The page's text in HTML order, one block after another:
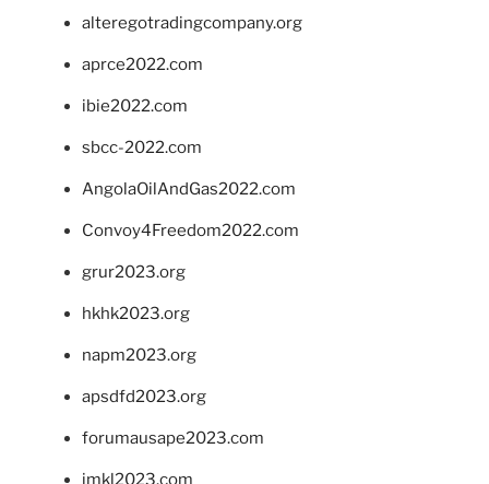
alteregotradingcompany.org
aprce2022.com
ibie2022.com
sbcc-2022.com
AngolaOilAndGas2022.com
Convoy4Freedom2022.com
grur2023.org
hkhk2023.org
napm2023.org
apsdfd2023.org
forumausape2023.com
imkl2023.com